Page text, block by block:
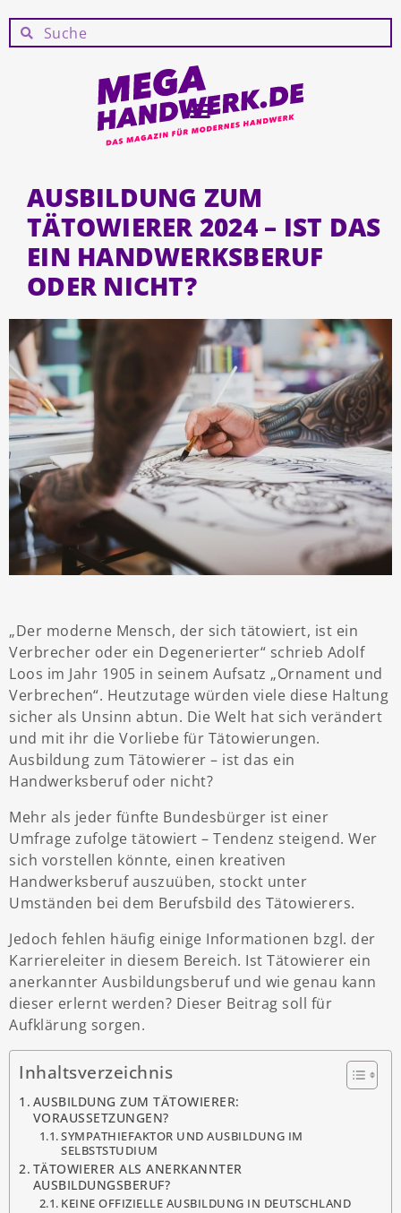
AUSBILDUNG ZUM
TÄTOWIERER 2024 – IST DAS
EIN HANDWERKSBERUF
ODER NICHT?
„Der moderne Mensch, der sich tätowiert, ist ein
Verbrecher oder ein Degenerierter“ schrieb Adolf
Loos im Jahr 1905 in seinem Aufsatz „Ornament und
Verbrechen“. Heutzutage würden viele diese Haltung
sicher als Unsinn abtun. Die Welt hat sich verändert
und mit ihr die Vorliebe für Tätowierungen.
Ausbildung zum Tätowierer – ist das ein
Handwerksberuf oder nicht?
Mehr als jeder fünfte Bundesbürger ist einer
Umfrage zufolge tätowiert – Tendenz steigend. Wer
sich vorstellen könnte, einen kreativen
Handwerksberuf auszuüben, stockt unter
Umständen bei dem Berufsbild des Tätowierers.
Jedoch fehlen häufig einige Informationen bzgl. der
Karriereleiter in diesem Bereich. Ist Tätowierer ein
anerkannter Ausbildungsberuf und wie genau kann
dieser erlernt werden? Dieser Beitrag soll für
Aufklärung sorgen.
Inhaltsverzeichnis
AUSBILDUNG ZUM TÄTOWIERER:
VORAUSSETZUNGEN?
SYMPATHIEFAKTOR UND AUSBILDUNG IM
SELBSTSTUDIUM
TÄTOWIERER ALS ANERKANNTER
AUSBILDUNGSBERUF?
KEINE OFFIZIELLE AUSBILDUNG IN DEUTSCHLAND